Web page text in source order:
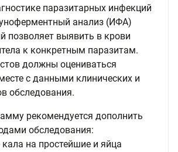
паразитарных инфекций
анализ (ИФА)
позволяет выявить в крови
к конкретным паразитам.
должны оцениваться
с данными клинических и
обследования.
рекомендуется дополнить
обследования:
на простейшие и яйца